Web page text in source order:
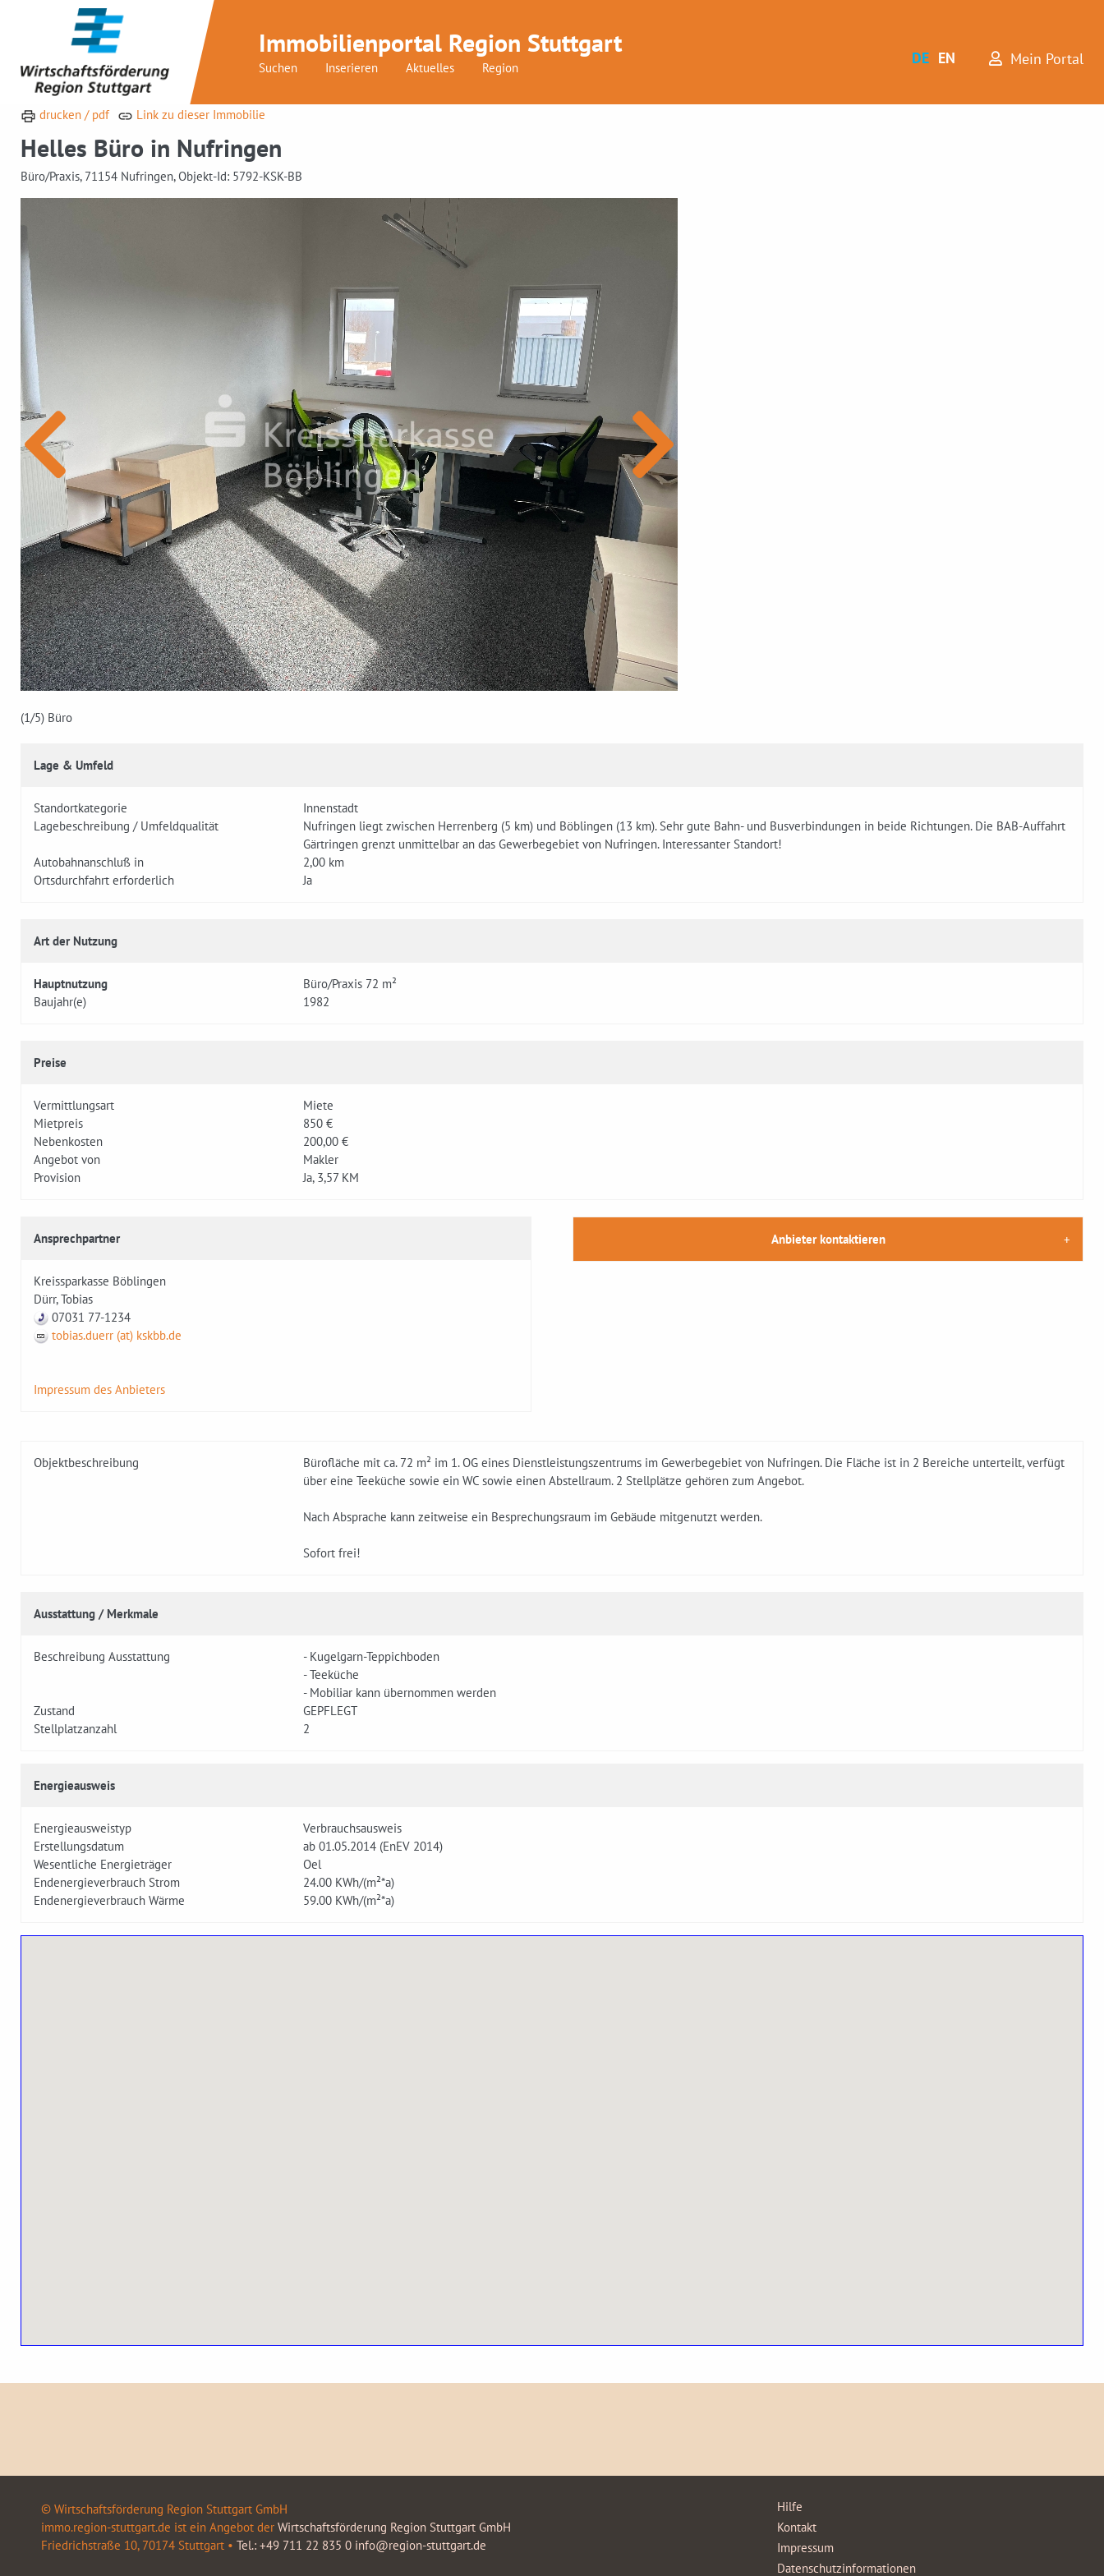
Immobilienportal Region Stuttgart
Suchen Inserieren Aktuelles Region
DE EN Mein Portal
drucken / pdf Link zu dieser Immobilie
Helles Büro in Nufringen
Büro/Praxis, 71154 Nufringen, Objekt-Id: 5792-KSK-BB
(1/5) Büro
Lage & Umfeld
Standortkategorie
Innenstadt
Lagebeschreibung / Umfeldqualität
Nufringen liegt zwischen Herrenberg (5 km) und Böblingen (13 km). Sehr gute Bahn- und Busverbindungen in beide Richtungen. Die BAB-Auffahrt
Gärtringen grenzt unmittelbar an das Gewerbegebiet von Nufringen. Interessanter Standort!
Autobahnanschluß in
2,00 km
Ortsdurchfahrt erforderlich
Ja
Art der Nutzung
Hauptnutzung
Büro/Praxis 72 m²
Baujahr(e)
1982
Preise
Vermittlungsart
Miete
Mietpreis
850 €
Nebenkosten
200,00 €
Angebot von
Makler
Provision
Ja, 3,57 KM
Ansprechpartner
Kreissparkasse Böblingen
Dürr, Tobias
07031 77-1234
tobias.duerr (at) kskbb.de
Impressum des Anbieters
Anbieter kontaktieren
Objektbeschreibung
Bürofläche mit ca. 72 m² im 1. OG eines Dienstleistungszentrums im Gewerbegebiet von Nufringen. Die Fläche ist in 2 Bereiche unterteilt, verfügt
über eine Teeküche sowie ein WC sowie einen Abstellraum. 2 Stellplätze gehören zum Angebot.
Nach Absprache kann zeitweise ein Besprechungsraum im Gebäude mitgenutzt werden.
Sofort frei!
Ausstattung / Merkmale
Beschreibung Ausstattung
- Kugelgarn-Teppichboden
- Teeküche
- Mobiliar kann übernommen werden
Zustand
GEPFLEGT
Stellplatzanzahl
2
Energieausweis
Energieausweistyp
Verbrauchsausweis
Erstellungsdatum
ab 01.05.2014 (EnEV 2014)
Wesentliche Energieträger
Oel
Endenergieverbrauch Strom
24.00 KWh/(m²*a)
Endenergieverbrauch Wärme
59.00 KWh/(m²*a)
© Wirtschaftsförderung Region Stuttgart GmbH
immo.region-stuttgart.de ist ein Angebot der Wirtschaftsförderung Region Stuttgart GmbH
Friedrichstraße 10, 70174 Stuttgart • Tel.: +49 711 22 835 0 info@region-stuttgart.de
Hilfe
Kontakt
Impressum
Datenschutzinformationen